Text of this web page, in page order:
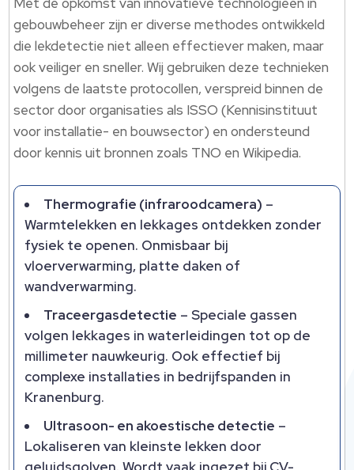
Met de opkomst van innovatieve technologieën in
gebouwbeheer zijn er diverse methodes ontwikkeld
die lekdetectie niet alleen effectiever maken, maar
ook veiliger en sneller.​ Wij gebruiken deze technieken
volgens de laatste protocollen, verspreid binnen de
sector door organisaties als ISSO (Kennisinstituut
voor installatie- en bouwsector) en ondersteund
door kennis uit bronnen zoals TNO en Wikipedia.​
Thermografie (infraroodcamera) –
Warmtelekken en lekkages ontdekken zonder
fysiek te openen.​ Onmisbaar bij
vloerverwarming, platte daken of
wandverwarming.​
Traceergasdetectie – Speciale gassen
volgen lekkages in waterleidingen tot op de
millimeter nauwkeurig.​ Ook effectief bij
complexe installaties in bedrijfspanden in
Kranenburg.​
Ultrasoon- en akoestische detectie –
Lokaliseren van kleinste lekken door